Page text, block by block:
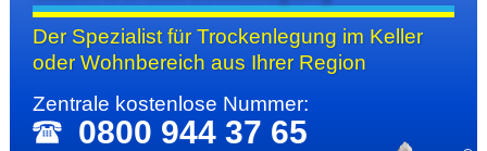
Der Spezialist für Trocken­legung im Keller
oder Wohn­bereichaus Ihrer Region
Zentrale kosten­lose Nummer:
0800 944 37 65